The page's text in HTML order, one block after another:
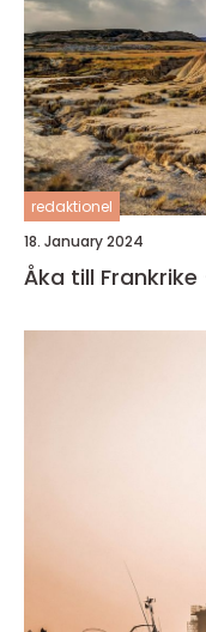
redaktionel
18. January 2024
Åka till